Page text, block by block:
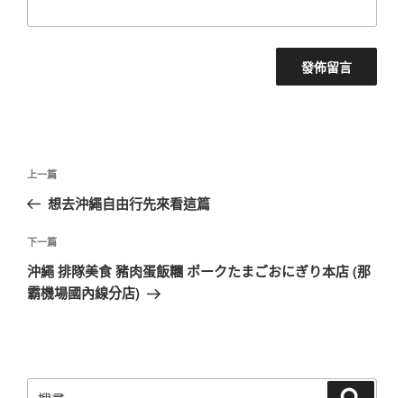
文
導
覽
上
一
文
章
上一篇
想去沖繩自由行先來看這篇
下
一
篇
下一篇
沖繩 排隊美食 豬肉蛋飯糰 ポークたまごおにぎり本店 (那
霸機場國內線分店)